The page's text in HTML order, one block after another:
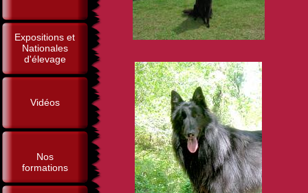
Expositions et
Nationales
d'élevage
Vidéos
Nos
formations